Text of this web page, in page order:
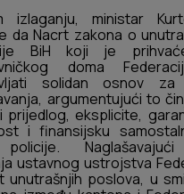
izlaganju, ministar
da Nacrt zakona o
BiH koji je
doma
solidan osnov
argumentujući to
prijedlog, eksplicite,
i finansijsku
ustavnog ustrojstva
unutrašnjih poslova, u